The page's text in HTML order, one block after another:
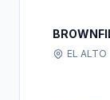
EL ALTO